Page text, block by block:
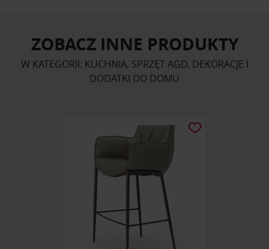
ZOBACZ INNE PRODUKTY
W KATEGORII: KUCHNIA, SPRZĘT AGD, DEKORACJE I
DODATKI DO DOMU